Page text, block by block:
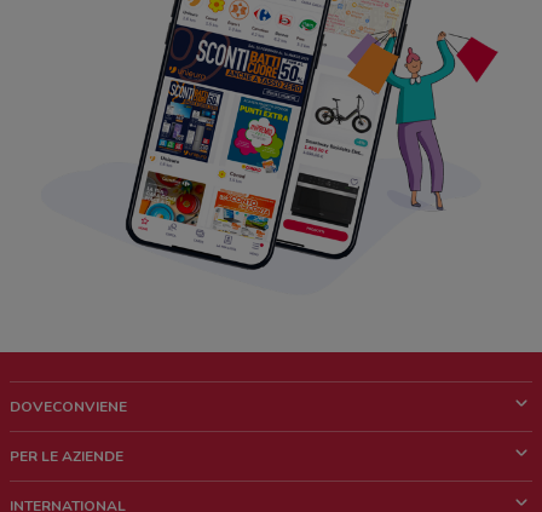
DOVECONVIENE
Chi siamo
PER LE AZIENDE
INTERNATIONAL